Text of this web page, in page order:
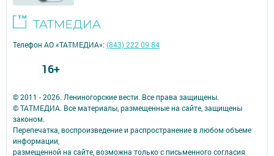
© 2011 - 2026. Лениногорские вести. Все права защищены.
© ТАТМЕДИА. Все материалы, размещенные на сайте, защищены
законом.
Перепечатка, воспроизведение и распространение в любом объеме
информации,
размещенной на сайте, возможна только с письменного согласия
Телефон АО «ТАТМЕДИА»:(843) 222 09 84
16+